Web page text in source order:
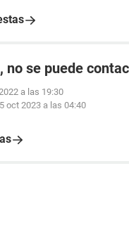
no se puede
a las 19:30
oct 2023 a las 04:40